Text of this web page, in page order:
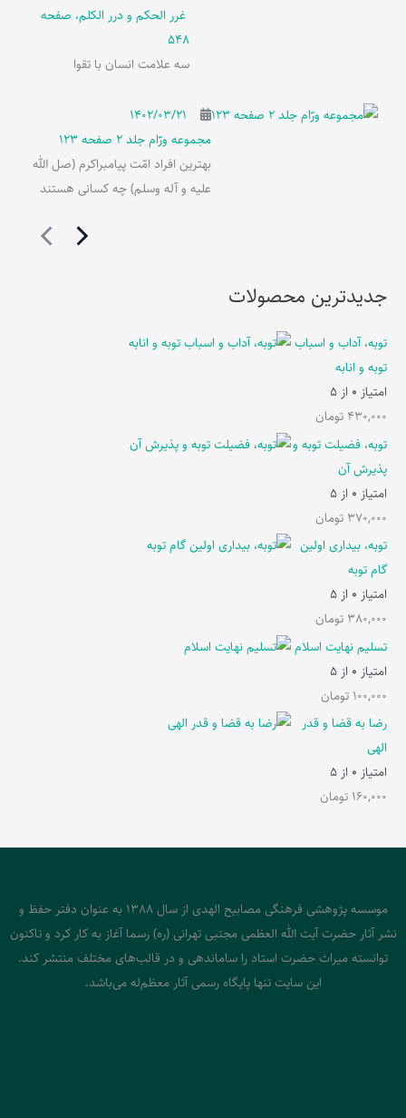
غرر الحکم و درر الکلم، صفحه
548
سه علامت انسان با تقوا
۱۴۰۲/۰۳/۲۱
مجموعه ورّام جلد 2 صفحه 123
بهترین افراد امّت پیامبراکرم (صل الله
علیه و آله وسلم) چه کسانی هستند
جدیدترین محصولات
توبه، آداب و اسباب
توبه و انابه
امتیاز 0 از 5
430,000 تومان
توبه، فضیلت توبه و
پذیرش آن
امتیاز 0 از 5
370,000 تومان
توبه، بیداری اولین
گام توبه
امتیاز 0 از 5
380,000 تومان
تسلیم نهایت اسلام
امتیاز 0 از 5
100,000 تومان
رضا به قضا و قدر
الهی
امتیاز 0 از 5
160,000 تومان
موسسه پژوهشی فرهنگی مصابیح الهدی از سال 1388 به عنوان دفتر حفظ و
نشر آثار حضرت آیت الله العظمی مجتبی تهرانی (ره) رسما آغاز به کار کرد و تاکنون
توانسته میراث حضرت استاد را ساماندهی و در قالب‌های مختلف منتشر کند.
این سایت تنها پایگاه رسمی آثار معظم‌له می‌باشد.